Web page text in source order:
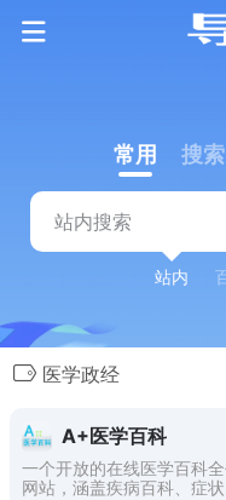
常用 搜索
站内
医学政经
A+医学百科
一个开放的在线医学百科
网站，涵盖疾病百科、症状